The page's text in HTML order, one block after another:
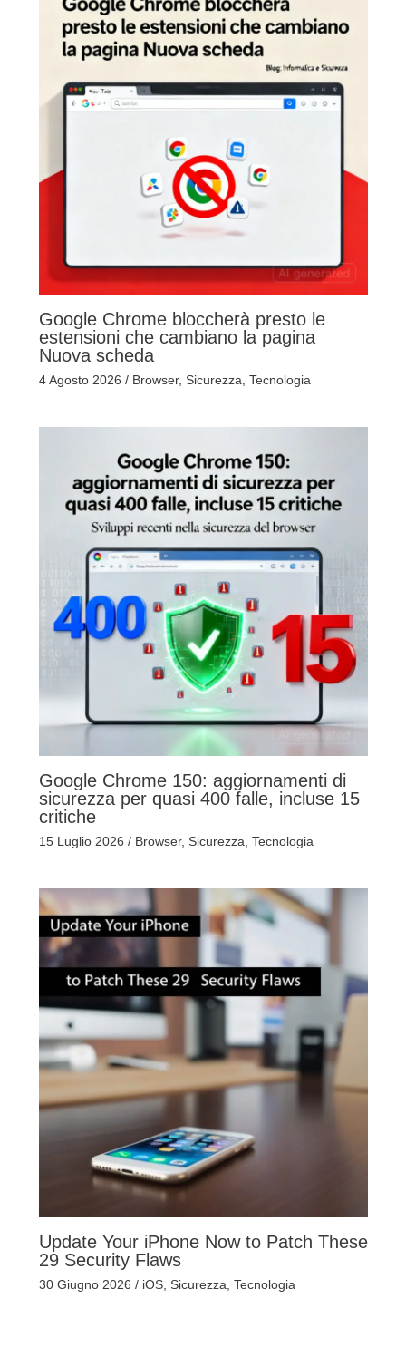
Google Chrome bloccherà presto le
estensioni che cambiano la pagina
Nuova scheda
4 Agosto 2026 / Browser, Sicurezza Tecnologia
Google Chrome 150: aggiornamenti di
sicurezza per quasi 400 falle, incluse 15
critiche
15 Luglio 2026 / Browser, Sicurezza Tecnologia
Update Your iPhone Now to Patch These
29 Security Flaws
30 Giugno 2026 / iOS, Sicurezza Tecnologia